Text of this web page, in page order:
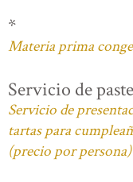
*
Materia prima
Servicio de
Servicio de
tartas para
(precio por persona)